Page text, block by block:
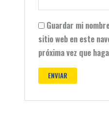
Guardar mi
sitio web en este
próxima vez que